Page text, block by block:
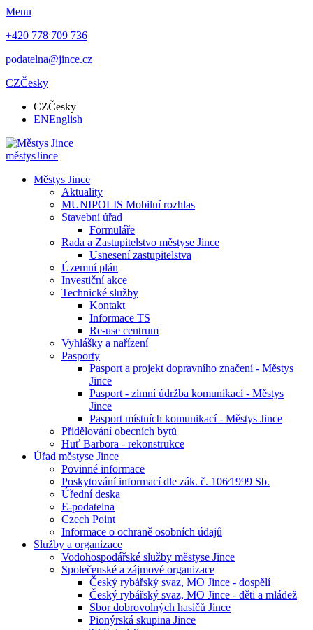
Menu
+420 778 709 736
podatelna@jince.cz
CZČesky
CZČesky
ENEnglish
městysJince
Městys Jince
Aktuality
MUNIPOLIS Mobilní rozhlas
Stavební úřad
Formuláře
Rada a Zastupitelstvo městyse Jince
Usnesení zastupitelstva
Územní plán
Investiční akce
Technické služby
Kontakt
Informace TS
Re-use centrum
Vyhlášky a nařízení
Pasporty
Pasport a projekt dopravního značení - Městys
Jince
Pasport - zimní údržba komunikací - Městys
Jince
Pasport místních komunikací - Městys Jince
Přidělování obecních bytů
Huť Barbora - rekonstrukce
Úřad městyse Jince
Povinné informace
Poskytování informací dle zák. č. 106⁄1999 Sb.
Úřední deska
E-podatelna
Czech Point
Informace o ochraně osobních údajů
Služby a organizace
Vodohospodářské služby městyse Jince
Společenské a zájmové organizace
Český rybářský svaz, MO Jince - dospělí
Český rybářský svaz, MO Jince - děti a mládež
Sbor dobrovolných hasičů Jince
Pionýrská skupina Jince